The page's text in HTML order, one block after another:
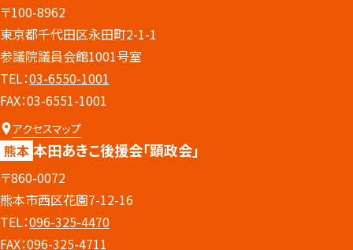
〒100-8962
東京都千代田区永田町2-1-1
参議院議員会館1001号室
TEL：03-6550-1001
FAX：03-6551-1001
アクセスマップ
熊本 本田あきこ後援会「顕政会」
〒860-0072
熊本市西区花園7-12-16
TEL：096-325-4470
FAX：096-325-4711